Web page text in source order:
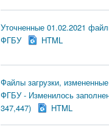
Уточненные 01.02.2021
ФГБУ
HTML
Файлы загрузки,
ФГБУ - Изменилось
347,447)
HTML